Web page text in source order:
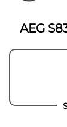
galleria
immagini
AEG